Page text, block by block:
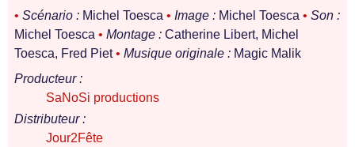
• Scénario : Michel Toesca • Image : Michel Toesca • Son :
Michel Toesca • Montage : Catherine Libert, Michel
Toesca, Fred Piet• Musique originale : Magic Malik
Producteur :
SaNoSi productions
Distributeur :
Jour2Fête